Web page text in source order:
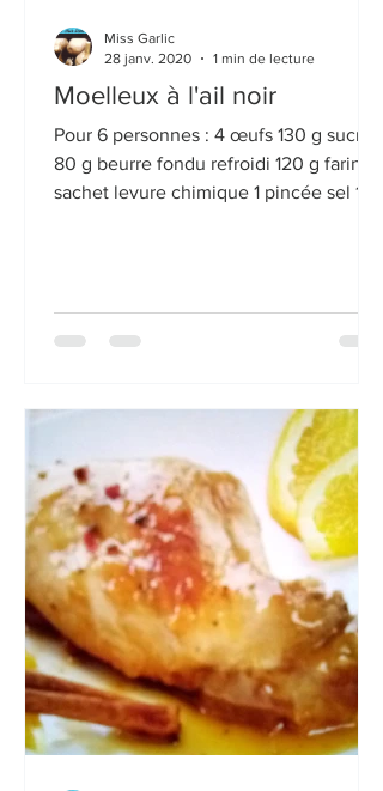
Moelleux à l'ail noir
Pour 6 personnes : 4 œufs 130 g sucre
80 g beurre fondu refroidi 120 g farine 1
sachet levure chimique 1 pincée sel 1
Miss Garlic
28 janv. 2020
1 min de lecture